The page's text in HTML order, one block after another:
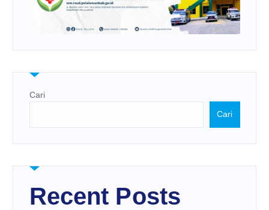
Cari
Cari
Recent Posts